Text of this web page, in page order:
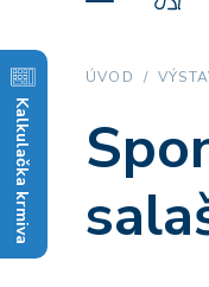
Kalkulačka krmiva
ÚVOD